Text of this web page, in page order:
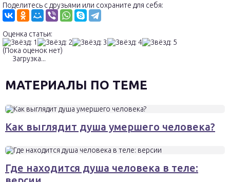
Поделитесь с друзьями или сохраните для себя:
Оценка статьи:
(Пока оценок нет)
Загрузка...
МАТЕРИАЛЫ ПО ТЕМЕ
Как выглядит душа умершего человека?
Где находится душа человека в теле: